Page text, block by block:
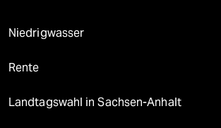
Niedrigwasser
Rente
Landtagswahl in Sachsen-Anhalt